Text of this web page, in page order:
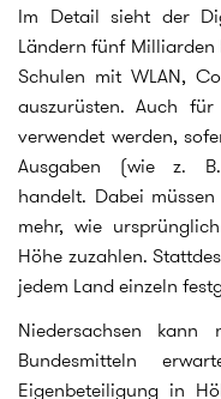
Im Detail sieht der
Ländern fünf
Schulen mit WLAN,
auszurüsten. Auch
verwendet werden,
Ausgaben (wie z.
handelt. Dabei
mehr, wie
Höhe zuzahlen.
jedem Land einzeln
Niedersachsen
Bundesmitteln
Eigenbeteiligung in